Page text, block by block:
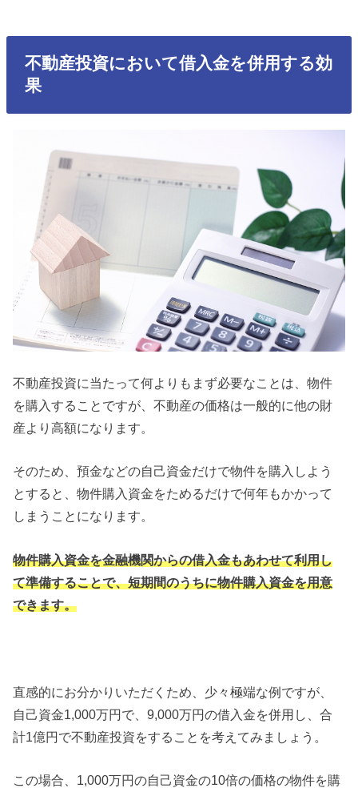
不動産投資において借入金を併用する効
果
不動産投資に当たって何よりもまず必要なことは、物件
を購入することですが、不動産の価格は一般的に他の財
産より高額になります。
そのため、預金などの自己資金だけで物件を購入しよう
とすると、物件購入資金をためるだけで何年もかかって
しまうことになります。
物件購入資金を金融機関からの借入金もあわせて利用し
て準備することで、短期間のうちに物件購入資金を用意
できます。
直感的にお分かりいただくため、少々極端な例ですが、
自己資金1,000万円で、9,000万円の借入金を併用し、合
計1億円で不動産投資をすることを考えてみましょう。
この場合、1,000万円の自己資金の10倍の価格の物件を購